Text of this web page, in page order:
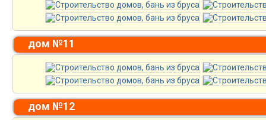
дом №11
дом №12